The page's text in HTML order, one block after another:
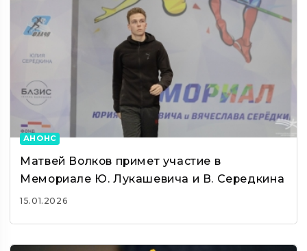
АНОНС
Матвей Волков примет участие в
Мемориале Ю. Лукашевича и В. Середкина
15.01.2026